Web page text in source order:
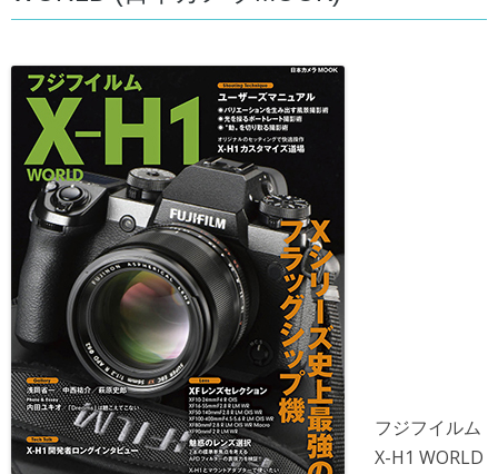
フジフイルム
X-H1 WORLD